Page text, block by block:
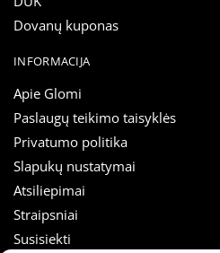
Dovanų kuponas
INFORMACIJA
Apie Glomi
Paslaugų teikimo taisyklės
Privatumo politika
Slapukų nustatymai
Atsiliepimai
Straipsniai
Susisiekti